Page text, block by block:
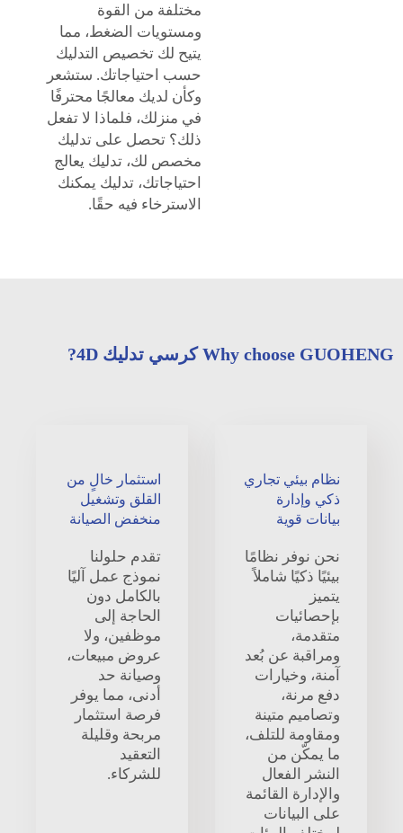
مختلفة من القوة
ومستويات الضغط، مما
يتيح لك تخصيص التدليك
حسب احتياجاتك. ستشعر
وكأن لديك معالجًا محترفًا
في منزلك، فلماذا لا تفعل
ذلك؟ تحصل على تدليك
مخصص لك، تدليك يعالج
احتياجاتك، تدليك يمكنك
الاسترخاء فيه حقًا.
Why choose GUOHENG كرسي تدليك 4D?
نظام بيئي تجاري
ذكي وإدارة
بيانات قوية
نحن نوفر نظامًا
بيئيًا ذكيًا شاملاً
يتميز
بإحصائيات
متقدمة،
ومراقبة عن بُعد
آمنة، وخيارات
دفع مرنة،
وتصاميم متينة
ومقاومة للتلف،
ما يمكّن من
النشر الفعال
والإدارة القائمة
على البيانات
استثمار خالٍ من
القلق وتشغيل
منخفض الصيانة
تقدم حلولنا
نموذج عمل آليًا
بالكامل دون
الحاجة إلى
موظفين، ولا
عروض مبيعات،
وصيانة حد
أدنى، مما يوفر
فرصة استثمار
مربحة وقليلة
التعقيد
للشركاء.